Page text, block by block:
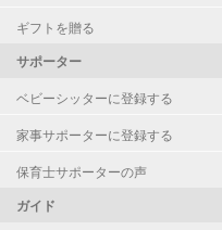
ギフトを贈る
サポーター
ベビーシッターに登録する
家事サポーターに登録する
保育士サポーターの声
ガイド